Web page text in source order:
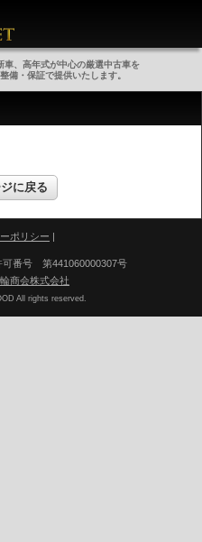
車、高年式が中心の厳選中古車を
備・保証で提供いたします。
に戻る
ポリシー |
番号 第441060000307号
商会株式会社
All rights reserved.